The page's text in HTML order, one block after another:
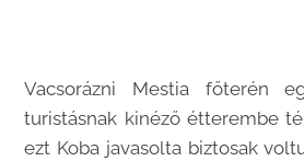
Vacsorázni Mestia főterén
turistásnak kinéző étterembe
ezt Koba javasolta biztosak